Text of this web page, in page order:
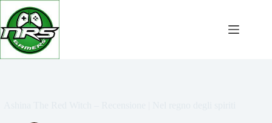
Salta
contenuto